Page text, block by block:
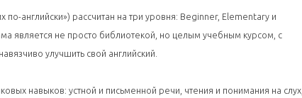
по-английски») рассчитан на три уровня: Beginner, Elementary и
является не просто библиотекой, но целым учебным курсом, с
улучшить свой английский.
навыков: устной и письменной речи, чтения и понимания на слух,